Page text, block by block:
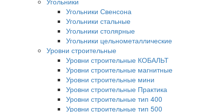
Угольники Свенсона
Угольники стальные
Угольники столярные
Угольники цельнометаллические
Уровни строительные
Уровни строительные КОБАЛЬТ
Уровни строительные магнитные
Уровни строительные мини
Уровни строительные Практика
Уровни строительные тип 400
Уровни строительные тип 500